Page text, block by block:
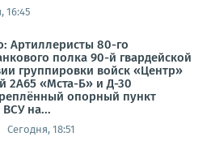
16:45
Артиллеристы 80-го
полка 90-й гвардейской
группировки войск «Центр»
2А65 «Мста-Б» и Д-30
опорный пункт
на...
Сегодня, 18:51